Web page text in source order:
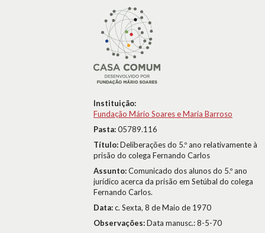
Instituição:
Fundação Mário Soares e Maria Barroso
Pasta:05789.116
Título:Deliberações do 5.º ano relativamente à
prisão do colega Fernando Carlos
Assunto:Comunicado dos alunos do 5.º ano
jurídico acerca da prisão em Setúbal do colega
Fernando Carlos.
Data:c. Sexta, 8 de Maio de 1970
Observações:Data manusc.: 8-5-70